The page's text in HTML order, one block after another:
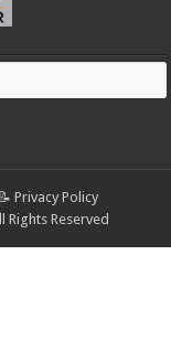
Privacy Policy
Reserved